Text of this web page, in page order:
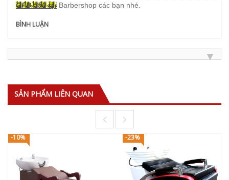
GFB-550 tại Barbershop các bạn nhé.
BÌNH LUẬN
SẢN PHẨM LIÊN QUAN
-10% -23%